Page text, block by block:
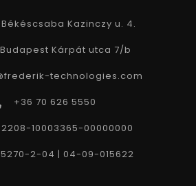
Kazinczy u. 4.
Budapest Kárpát utca 7/b
technologies.com
+36 70 626 5550
10003365-00000000
2-04 | 04-09-015622